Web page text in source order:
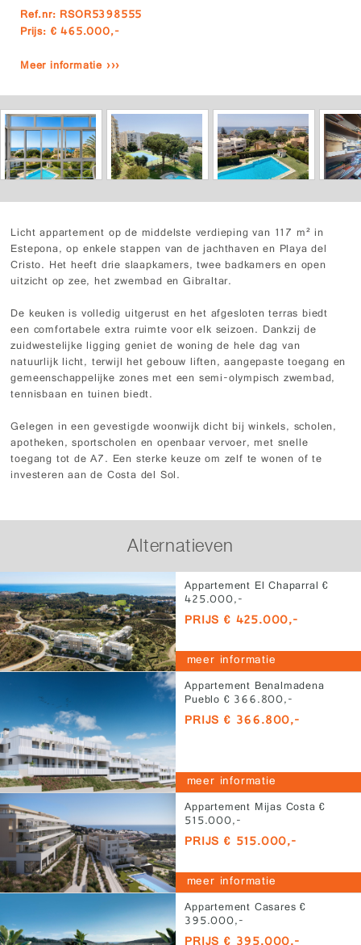
Ref.nr: RSOR5398555
Prijs: € 465.000,-
Meer informatie ›››
Licht appartement op de middelste verdieping van 117 m² in
Estepona, op enkele stappen van de jachthaven en Playa del
Cristo. Het heeft drie slaapkamers, twee badkamers en open
uitzicht op zee, het zwembad en Gibraltar.
De keuken is volledig uitgerust en het afgesloten terras biedt
een comfortabele extra ruimte voor elk seizoen. Dankzij de
zuidwestelijke ligging geniet de woning de hele dag van
natuurlijk licht, terwijl het gebouw liften, aangepaste toegang en
gemeenschappelijke zones met een semi-olympisch zwembad,
tennisbaan en tuinen biedt.
Gelegen in een gevestigde woonwijk dicht bij winkels, scholen,
apotheken, sportscholen en openbaar vervoer, met snelle
toegang tot de A7. Een sterke keuze om zelf te wonen of te
investeren aan de Costa del Sol.
Alternatieven
Appartement El Chaparral €
425.000,-
PRIJS € 425.000,-
meer informatie
Appartement Benalmadena
Pueblo € 366.800,-
PRIJS € 366.800,-
meer informatie
Appartement Mijas Costa €
515.000,-
PRIJS € 515.000,-
meer informatie
Appartement Casares €
395.000,-